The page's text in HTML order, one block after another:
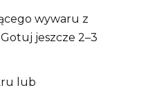
wywaru z
jeszcze 2–3
lub